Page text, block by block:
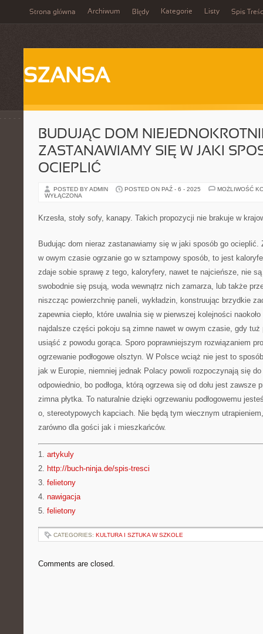
Strona główna Archiwum Błędy Kategorie Listy Spis
SZANSA
BUDUJĄC DOM
ZASTANAWIAMY SIĘ W JAKI
OCIEPLIĆ
POSTED BY ADMIN POSTED ON PAŹ - 6 - 2025
MOŻLIWOŚĆ
WYŁĄCZONA
Krzesła, stoły sofy, kanapy. Takich propozycji nie brakuje w
Budując dom nieraz zastanawiamy się w jaki sposób go ocieplić.
w owym czasie ogrzanie go w sztampowy sposób, to jest
zdaje sobie sprawę z tego, kaloryfery, nawet te najcieńsze, nie
swobodnie się psują, woda wewnątrz nich zamarza, lub także
niszcząc powierzchnię paneli, wykładzin, konstruując brzydkie
zapewnia ciepło, które uwalnia się w pierwszej kolejności
najdalsze części pokoju są zimne nawet w owym czasie, gdy
usiąść z powodu gorąca. Sporo poprawniejszym rozwiązaniem
ogrzewanie podłogowe olsztyn. W Polsce wciąż nie jest to
jak w Europie, niemniej jednak Polacy powoli rozpoczynają się
odpowiednio, bo podłoga, którą ogrzewa się od dołu jest zawsze
zimna płytka. To naturalnie dzięki ogrzewaniu podłogowemu
o, stereotypowych kapciach. Nie będą tym wiecznym
zarówno dla gości jak i mieszkańców.
1. artykuly
2. http://buch-ninja.de/spis-tresci
3. felietony
4. nawigacja
5. felietony
CATEGORIES: KULTURA I SZTUKA W SZKOLE
Comments are closed.